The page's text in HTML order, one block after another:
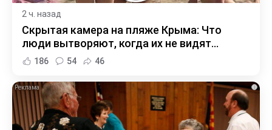
2 ч. назад
Скрытая камера на пляже Крыма: Что
люди вытворяют, когда их не видят...
186 54 46
i